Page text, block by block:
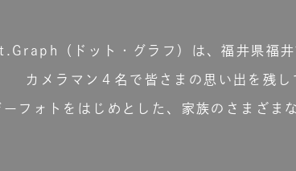
（ドット・グラフ）は、福井県福
カメラマン４名で皆さまの思い出を残し
フォトをはじめとした、家族のさまざま